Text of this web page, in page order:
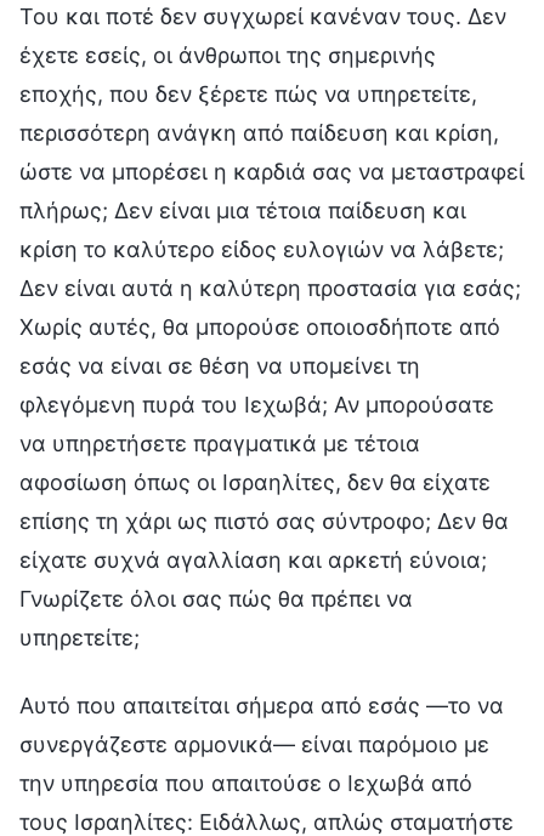
Του και ποτέ δεν συγχωρεί κανέναν τους. Δεν
έχετε εσείς, οι άνθρωποι της σημερινής
εποχής, που δεν ξέρετε πώς να υπηρετείτε,
περισσότερη ανάγκη από παίδευση και κρίση,
ώστε να μπορέσει η καρδιά σας να μεταστραφεί
πλήρως; Δεν είναι μια τέτοια παίδευση και
κρίση το καλύτερο είδος ευλογιών να λάβετε;
Δεν είναι αυτά η καλύτερη προστασία για εσάς;
Χωρίς αυτές, θα μπορούσε οποιοσδήποτε από
εσάς να είναι σε θέση να υπομείνει τη
φλεγόμενη πυρά του Ιεχωβά; Αν μπορούσατε
να υπηρετήσετε πραγματικά με τέτοια
αφοσίωση όπως οι Ισραηλίτες, δεν θα είχατε
επίσης τη χάρι ως πιστό σας σύντροφο; Δεν θα
είχατε συχνά αγαλλίαση και αρκετή εύνοια;
Γνωρίζετε όλοι σας πώς θα πρέπει να
υπηρετείτε;
Αυτό που απαιτείται σήμερα από εσάς —το να
συνεργάζεστε αρμονικά— είναι παρόμοιο με
την υπηρεσία που απαιτούσε ο Ιεχωβά από
τους Ισραηλίτες: Ειδάλλως, απλώς σταματήστε